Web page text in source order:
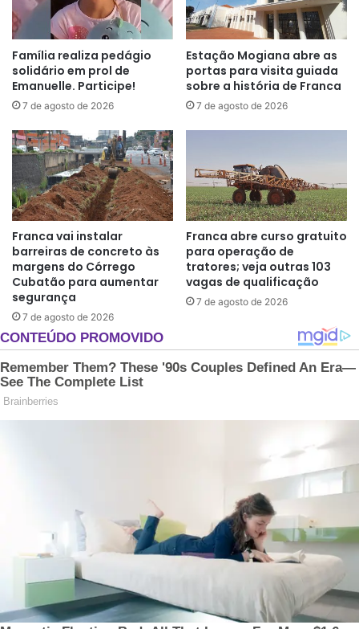
Família realiza pedágio
solidário em prol de
Emanuelle. Participe!
7 de agosto de 2026
Estação Mogiana abre as
portas para visita guiada
sobre a história de Franca
7 de agosto de 2026
Franca vai instalar
barreiras de concreto às
margens do Córrego
Cubatão para aumentar
segurança
7 de agosto de 2026
Franca abre curso gratuito
para operação de
tratores; veja outras 103
vagas de qualificação
7 de agosto de 2026